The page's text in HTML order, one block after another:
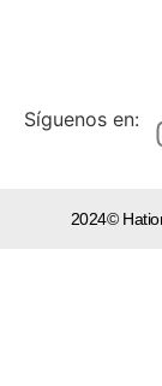
Síguenos en:
2024©